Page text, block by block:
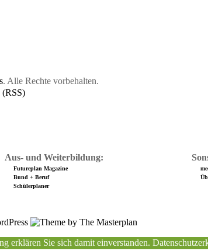
. Alle Rechte vorbehalten.
Aus- und Weiterbildung:
Futureplan Magazine
Bund + Beruf
Schülerplaner
erklären Sie sich damit einverstanden.